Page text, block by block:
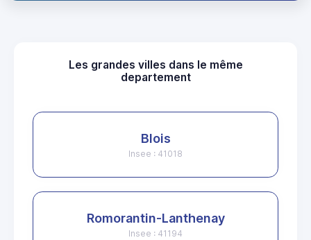
Les grandes villes dans le même
departement
Blois
Insee : 41018
Romorantin-Lanthenay
Insee : 41194